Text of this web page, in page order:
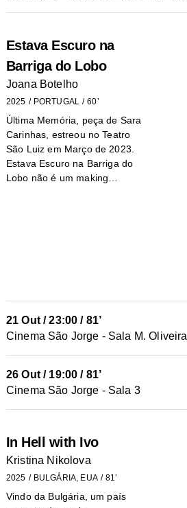
Estava Escuro na
Barriga do Lobo
Joana Botelho
2025 PORTUGAL 60’
Última Memória, peça de Sara
Carinhas, estreou no Teatro
São Luiz em Março de 2023.
Estava Escuro na Barriga do
Lobo não é um making…
21 Out /23:00 / 81’
Cinema São Jorge - Sala M. Oliveira
26 Out / 19:00 / 81’
Cinema São Jorge - Sala 3
In Hell with Ivo
Kristina Nikolova
2025 BULGÁRIA, EUA 81’
Vindo da Bulgária, um país